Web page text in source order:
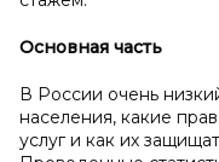
Основная часть
В России очень
населения, какие
услуг и как их